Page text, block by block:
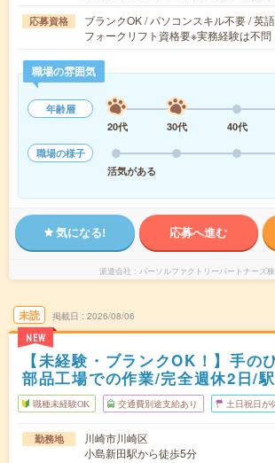
応募資格
ブランクOK / パソコンスキル不要 / 英
フォークリフト資格要※実務経験は不問
職場の雰囲気
年齢層
20代
30代 40代
職場の様子
活気がある
気になる! 応募へ進む
派遣会社 パーソルファクトリーパートナーズ
未読
NEW
掲載日 2026/08/06
【未経験・ブランクOK！】手の
部品工場での作業/完全週休2日/
職種未経験OK 交通費別途支給あり 土日祝日が
勤務地
川崎市川崎区
小島新田駅から徒歩5分